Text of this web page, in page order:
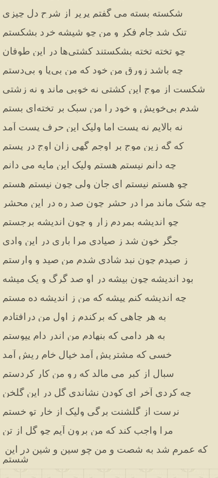
شکسته بسته می گفتم پریر از شرح دل چیزی
تنک شد جام فکر و من چو شیشه خرد بشکستم
چو تخته تخته بشکستند کشتی‌ها در این طوفان
چه باشد زورق من خود که من بی‌پا و بی‌دستم
شکست از موج این کشتی نه خوبی ماند و نه زشتی
شدم بی‌خویش و خود را من سبک بر تخته‌ای بستم
نه بالایم نه پست اما ولیک این حرف پست آمد
که گه زین موج بر اوجم گهی زان اوج در پستم
چه دانم نیستم هستم ولیک این مایه می دانم
چو هستم نیستم ای جان ولی چون نیستم هستم
چه شک ماند مرا در حشر چون صد ره در این محشر
چو اندیشه بمردم زار و چون اندیشه برجستم
جگر خون شد ز صیادی مرا باری در این وادی
ز صیدم چون نبد شادی شدم من صید و وارستم
بود اندیشه چون بیشه در او صد گرگ و یک میشه
چه اندیشه کنم پیشه که من ز اندیشه ده مستم
به هر چاهی که برکندم ز اول من درافتادم
به هر دامی که بنهادم من اندر دام پیوستم
خسی که مشتریش آمد خیال خام ریش آمد
سبال از کبر می مالد که رو من کار کردستم
چه کردی آخر ای کودن نشاندی گل در این گلخن
نرست از گلشنت برگی ولیک از خار تو خستم
مرا واجب کند که من برون آیم چو گل از تن
شستم